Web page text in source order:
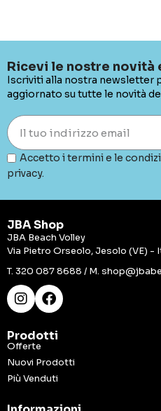
Ricevi le nostre
Iscriviti alla nostra newsletter
aggiornato su tutte le novità
Accetto i termini e le
privacy.
JBA Shop
JBA Beach Volley
Via Pietro Orseolo, Jesolo (VE) -
T. 320 087 8688 / M.
Prodotti
Offerte
Nuovi Prodotti
Più Venduti